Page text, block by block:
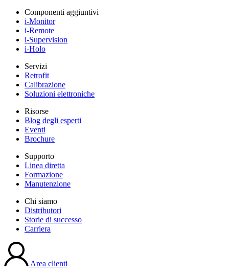
Componenti aggiuntivi
i-Monitor
i-Remote
i-Supervision
i-Holo
Servizi
Retrofit
Calibrazione
Soluzioni elettroniche
Risorse
Blog degli esperti
Eventi
Brochure
Supporto
Linea diretta
Formazione
Manutenzione
Chi siamo
Distributori
Storie di successo
Carriera
Area clienti